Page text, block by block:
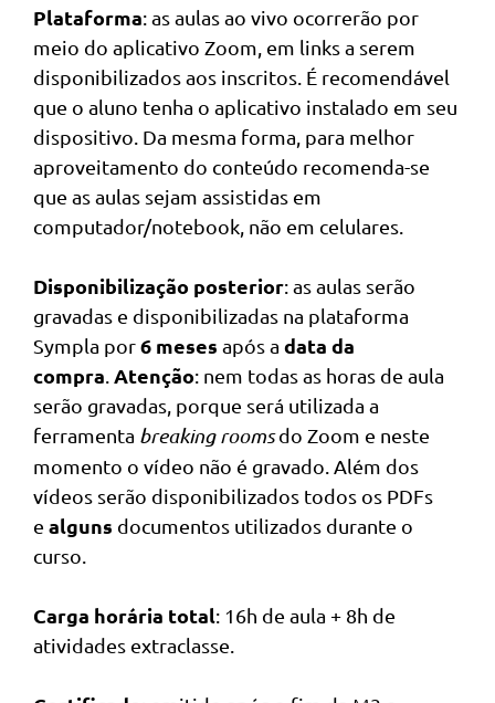
Plataforma: as aulas ao vivo ocorrerão por
meio do aplicativo Zoom, em links a serem
disponibilizados aos inscritos. É recomendável
que o aluno tenha o aplicativo instalado em seu
dispositivo. Da mesma forma, para melhor
aproveitamento do conteúdo recomenda-se
que as aulas sejam assistidas em
computador/notebook, não em celulares.
Disponibilização posterior: as aulas serão
gravadas e disponibilizadas na plataforma
Sympla por6 meses após a data da
compra Atenção: nem todas as horas de aula
serão gravadas, porque será utilizada a
ferramenta breaking roomsdo Zoom e neste
momento o vídeo não é gravado. Além dos
vídeos serão disponibilizados todos os PDFs
e alguns documentos utilizados durante o
curso.
Carga horária total: 16h de aula + 8h de
atividades extraclasse.